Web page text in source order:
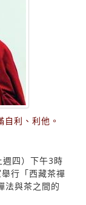
利、利他。
週四）下午3時
行「西藏茶禪
法與茶之間的